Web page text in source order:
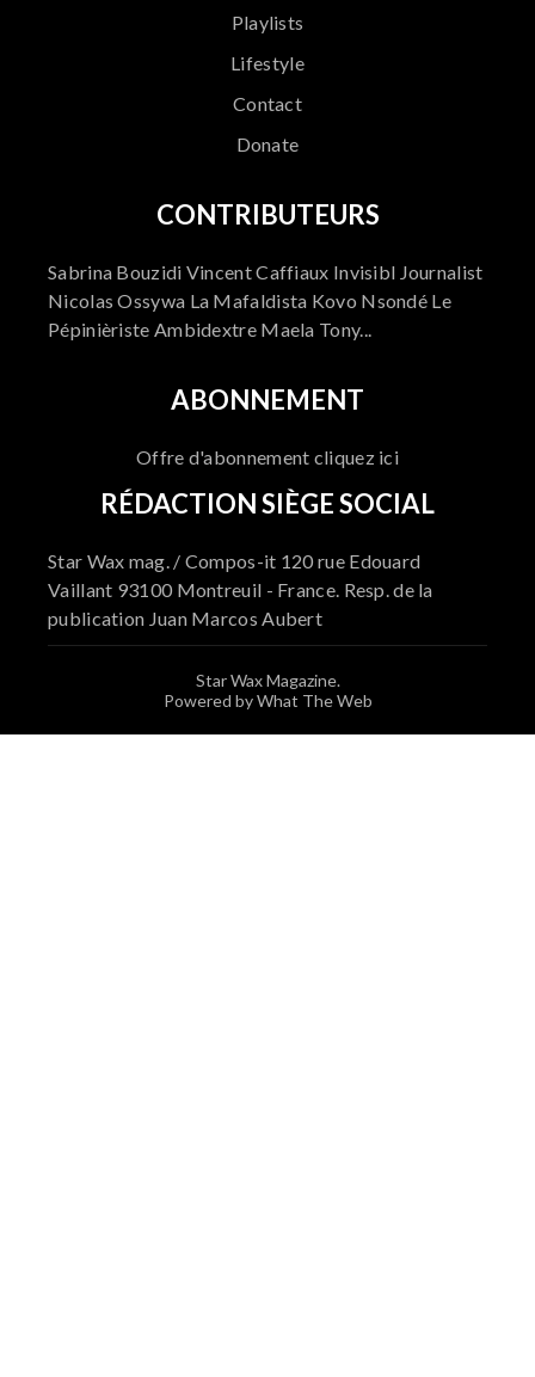
Playlists
Lifestyle
Contact
Donate
CONTRIBUTEURS
Sabrina Bouzidi Vincent Caffiaux Invisibl Journalist
Nicolas Ossywa La Mafaldista Kovo Nsondé Le
Pépinièriste Ambidextre Maela Tony...
ABONNEMENT
Offre d'abonnement cliquez ici
RÉDACTION SIÈGE SOCIAL
Star Wax mag. / Compos-it 120 rue Edouard
Vaillant 93100 Montreuil - France. Resp. de la
publication Juan Marcos Aubert
Star Wax Magazine.
Powered by What The Web